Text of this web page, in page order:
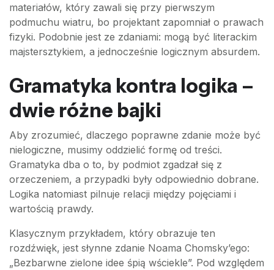
materiałów, który zawali się przy pierwszym
podmuchu wiatru, bo projektant zapomniał o prawach
fizyki. Podobnie jest ze zdaniami: mogą być literackim
majstersztykiem, a jednocześnie logicznym absurdem.
Gramatyka kontra logika –
dwie różne bajki
Aby zrozumieć, dlaczego poprawne zdanie może być
nielogiczne, musimy oddzielić formę od treści.
Gramatyka dba o to, by podmiot zgadzał się z
orzeczeniem, a przypadki były odpowiednio dobrane.
Logika natomiast pilnuje relacji między pojęciami i
wartością prawdy.
Klasycznym przykładem, który obrazuje ten
rozdźwięk, jest słynne zdanie Noama Chomsky’ego:
„Bezbarwne zielone idee śpią wściekle”. Pod względem